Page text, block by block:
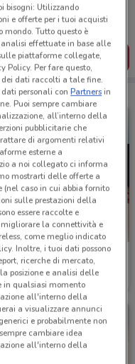
dei negozi vicino a te,
risparmio, comodamente
L’APP
Burger King
il 31/08
bisogni: Utilizzando
e offerte per i tuoi acquisti
Tutto questo è
effettuate in base alle
piattaforme collegate,
Policy. Per fare questo,
dei dati raccolti a tale fine.
dati personali conPartnersin
Puoi sempre cambiare
all’interno della
pubblicitarie che
di argomenti relativi
esterne a
a noi collegato ci informa
mostrarti delle offerte a
caso in cui abbia fornito
sulle prestazioni della
essere raccolte e
migliorare la connettività e
come meglio indicato
Inoltre, i tuoi dati possono
ricerche di mercato,
posizione e analisi delle
in qualsiasi momento
all'interno della
a visualizzare annunci
e probabilmente non
cambiare idea
all'interno della